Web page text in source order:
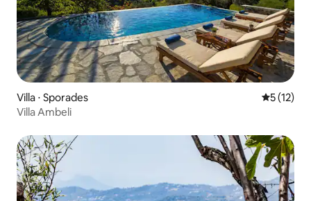
Villa ⋅ Sporades
5 (12)
Villa Ambeli